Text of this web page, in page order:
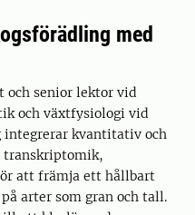
med
och senior lektor vid
och växtfysiologi vid
integrerar kvantitativ och
transkriptomik,
att främja ett hållbart
arter som gran och tall.